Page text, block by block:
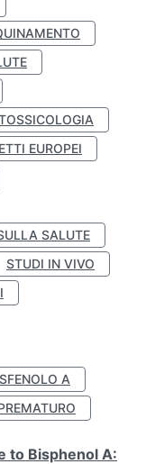
EUROPEI
SALUTE
STUDI IN VIVO
A
to Bisphenol A: